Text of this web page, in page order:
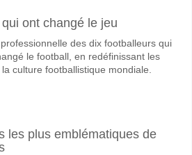
attendu entre Almeria v
essayer le Résultat Correct de 3-1
ont changé le jeu
des dix footballeurs qui
le football, en redéfinissant les
culture footballistique mondiale.
les plus emblématiques de